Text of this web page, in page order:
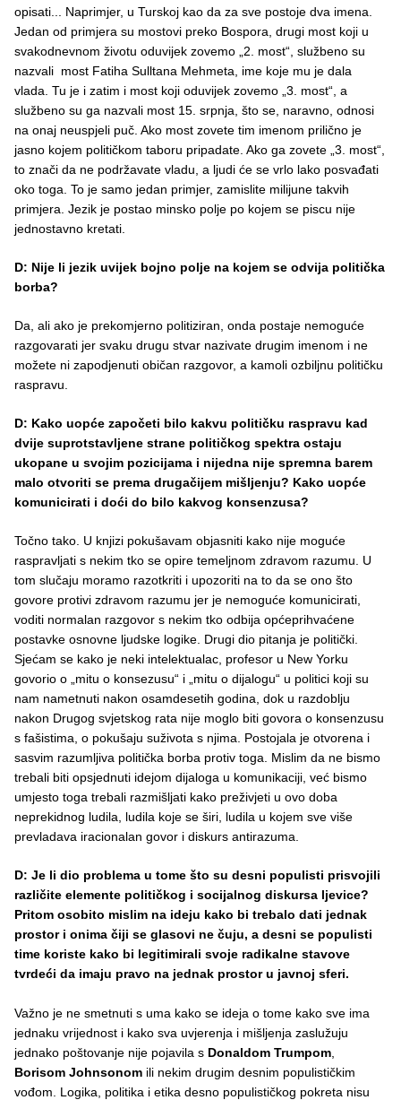
opisati... Naprimjer, u Turskoj kao da za sve postoje dva imena.
Jedan od primjera su mostovi preko Bospora, drugi most koji u
svakodnevnom životu oduvijek zovemo „2. most“, službeno su
nazvali most Fatiha Sulltana Mehmeta, ime koje mu je dala
vlada. Tu je i zatim i most koji oduvijek zovemo „3. most“, a
službeno su ga nazvali most 15. srpnja, što se, naravno, odnosi
na onaj neuspjeli puč. Ako most zovete tim imenom prilično je
jasno kojem političkom taboru pripadate. Ako ga zovete „3. most“,
to znači da ne podržavate vladu, a ljudi će se vrlo lako posvađati
oko toga. To je samo jedan primjer, zamislite milijune takvih
primjera. Jezik je postao minsko polje po kojem se piscu nije
jednostavno kretati.
D: Nije li jezik uvijek bojno polje na kojem se odvija politička
borba?
Da, ali ako je prekomjerno politiziran, onda postaje nemoguće
razgovarati jer svaku drugu stvar nazivate drugim imenom i ne
možete ni zapodjenuti običan razgovor, a kamoli ozbiljnu političku
raspravu.
D: Kako uopće započeti bilo kakvu političku raspravu kad
dvije suprotstavljene strane političkog spektra ostaju
ukopane u svojim pozicijama i nijedna nije spremna barem
malo otvoriti se prema drugačijem mišljenju? Kako uopće
komunicirati i doći do bilo kakvog konsenzusa?
Točno tako. U knjizi pokušavam objasniti kako nije moguće
raspravljati s nekim tko se opire temeljnom zdravom razumu. U
tom slučaju moramo razotkriti i upozoriti na to da se ono što
govore protivi zdravom razumu jer je nemoguće komunicirati,
voditi normalan razgovor s nekim tko odbija općeprihvaćene
postavke osnovne ljudske logike. Drugi dio pitanja je politički.
Sjećam se kako je neki intelektualac, profesor u New Yorku
govorio o „mitu o konsezusu“ i „mitu o dijalogu“ u politici koji su
nam nametnuti nakon osamdesetih godina, dok u razdoblju
nakon Drugog svjetskog rata nije moglo biti govora o konsenzusu
s fašistima, o pokušaju suživota s njima. Postojala je otvorena i
sasvim razumljiva politička borba protiv toga. Mislim da ne bismo
trebali biti opsjednuti idejom dijaloga u komunikaciji, već bismo
umjesto toga trebali razmišljati kako preživjeti u ovo doba
neprekidnog ludila, ludila koje se širi, ludila u kojem sve više
prevladava iracionalan govor i diskurs antirazuma.
D: Je li dio problema u tome što su desni populisti prisvojili
različite elemente političkog i socijalnog diskursa ljevice?
Pritom osobito mislim na ideju kako bi trebalo dati jednak
prostor i onima čiji se glasovi ne čuju, a desni se populisti
time koriste kako bi legitimirali svoje radikalne stavove
tvrdeći da imaju pravo na jednak prostor u javnoj sferi.
Važno je ne smetnuti s uma kako se ideja o tome kako sve ima
jednaku vrijednost i kako sva uvjerenja i mišljenja zaslužuju
jednako poštovanje nije pojavila s Donaldom Trumpom
Borisom Johnsonom ili nekim drugim desnim populističkim
vođom. Logika, politika i etika desno populističkog pokreta nisu